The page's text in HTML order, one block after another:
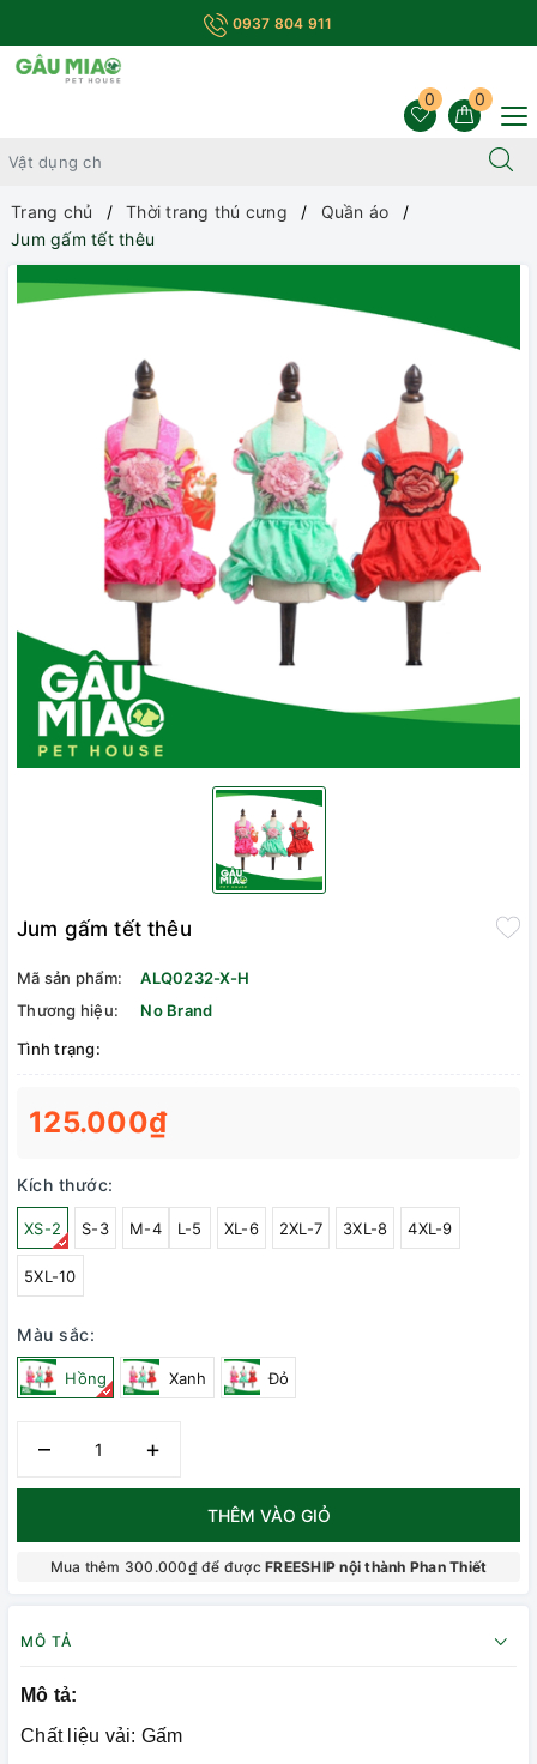
0937 804 911
0
0
Trang chủ Thời trang thú cưng
Quần áo
Jum gấm tết thêu
Jum gấm tết thêu
Mã sản phẩm:
ALQ0232-X-H
Thương hiệu:
No Brand
Tình trạng:
125.000₫
Kích thước:
XS-2 S-3 M-4 L-5 XL-6 2XL-7 3XL-8 4XL-9
5XL-10
Màu sắc:
Hồng Xanh Đỏ
– +
THÊM VÀO GIỎ
Mua thêm 300.000₫ để đượcFREESHIP nội thành Phan Thiết
MÔ TẢ
Mô tả:
Chất liệu vải: Gấm